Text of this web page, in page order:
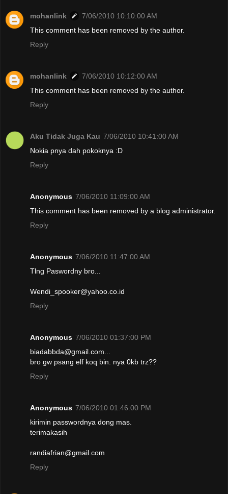
mohanlink
7/06/2010 10:10:00 AM
This comment has been removed by the author.
Reply
mohanlink
7/06/2010 10:12:00 AM
This comment has been removed by the author.
Reply
Aku Tidak Juga Kau 7/06/2010 10:41:00 AM
Nokia pnya dah pokoknya :D
Reply
Anonymous 7/06/2010 11:09:00 AM
This comment has been removed by a blog administrator.
Reply
Anonymous 7/06/2010 11:47:00 AM
Tlng Paswordny bro...
Wendi_spooker@yahoo.co.id
Reply
Anonymous 7/06/2010 01:37:00 PM
biadabbda@gmail.com...
bro gw psang elf koq bin. nya 0kb trz??
Reply
Anonymous 7/06/2010 01:46:00 PM
kirimin passwordnya dong mas.
terimakasih
randiafrian@gmail.com
Reply